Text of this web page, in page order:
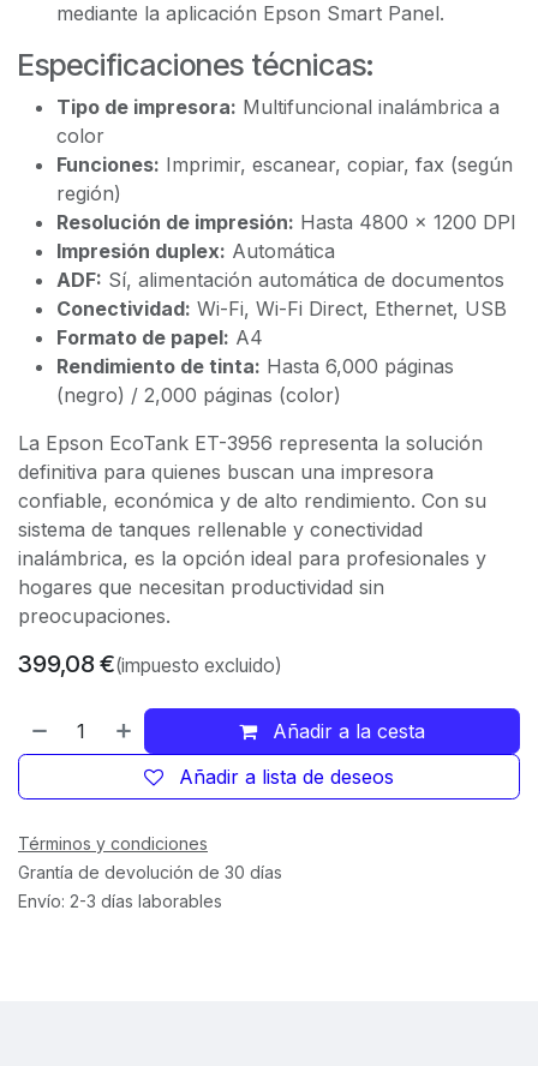
mediante la aplicación Epson Smart Panel.
Especificaciones técnicas:
Tipo de impresora: Multifuncional inalámbrica a
color
Funciones: Imprimir, escanear, copiar, fax (según
región)
Resolución de impresión: Hasta 4800 x 1200 DPI
Impresión duplex: Automática
ADF: Sí, alimentación automática de documentos
Conectividad: Wi-Fi, Wi-Fi Direct, Ethernet, USB
Formato de papel: A4
Rendimiento de tinta: Hasta 6,000 páginas
(negro) / 2,000 páginas (color)
La Epson EcoTank ET-3956 representa la solución
definitiva para quienes buscan una impresora
confiable, económica y de alto rendimiento. Con su
sistema de tanques rellenable y conectividad
inalámbrica, es la opción ideal para profesionales y
hogares que necesitan productividad sin
preocupaciones.
399,08€(impuesto excluido)
Añadir a la cesta
Añadir a lista de deseos
Términos y condiciones
Grantía de devolución de 30 días
Envío: 2-3 días laborables